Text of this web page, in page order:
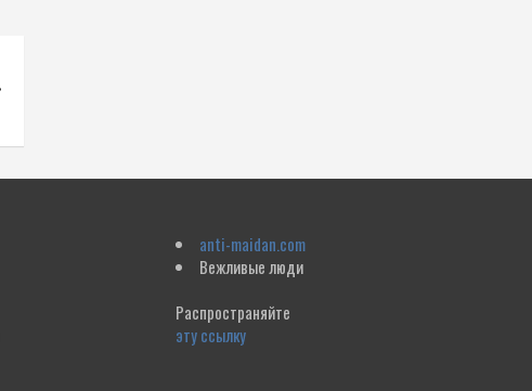
anti-maidan.com
Вежливые люди
Распространяйте
эту ссылку